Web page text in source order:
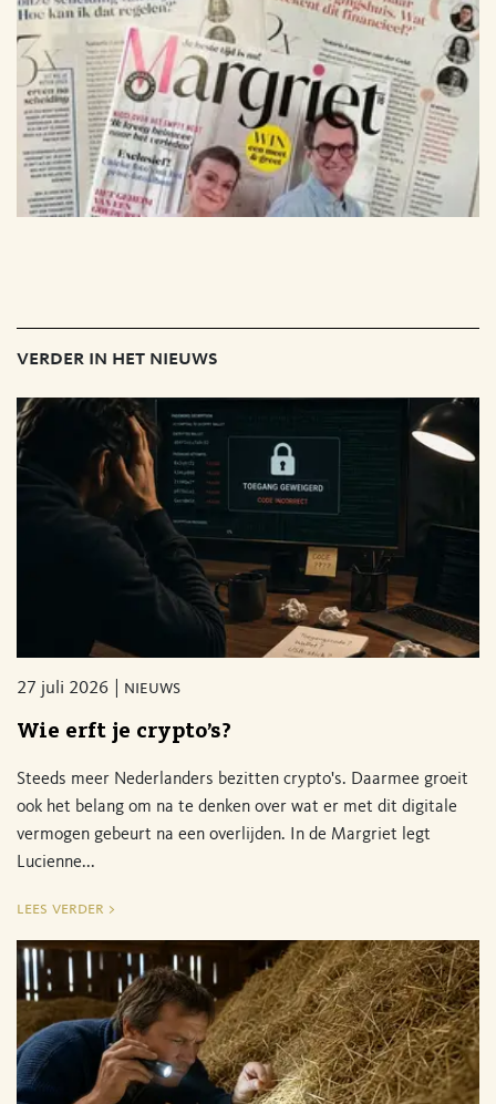
verder in het nieuws
27 juli 2026 nieuws
Wie erft je crypto’s?
Steeds meer Nederlanders bezitten crypto's. Daarmee groeit
ook het belang om na te denken over wat er met dit digitale
vermogen gebeurt na een overlijden. In de Margriet legt
Lucienne...
lees verder >